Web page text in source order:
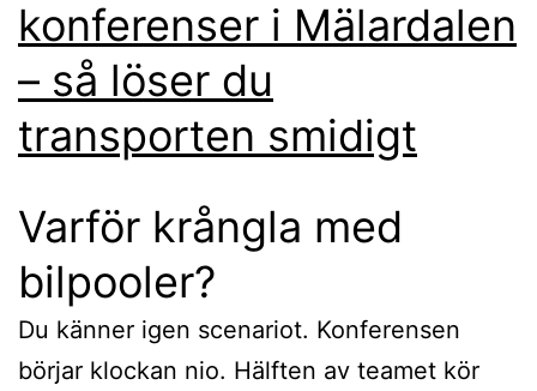
konferenser i Mälardalen
– så löser du
transporten smidigt
Varför krångla med
bilpooler?
Du känner igen scenariot. Konferensen
börjar klockan nio. Hälften av teamet kör